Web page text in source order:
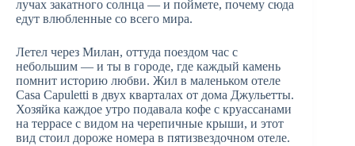
лучах закатного солнца — и поймете, почему сюда
едут влюбленные со всего мира.
Летел через Милан, оттуда поездом час с
небольшим — и ты в городе, где каждый камень
помнит историю любви. Жил в маленьком отеле
Casa Capuletti в двух кварталах от дома Джульетты.
Хозяйка каждое утро подавала кофе с круассанами
на террасе с видом на черепичные крыши, и этот
вид стоил дороже номера в пятизвездочном отеле.